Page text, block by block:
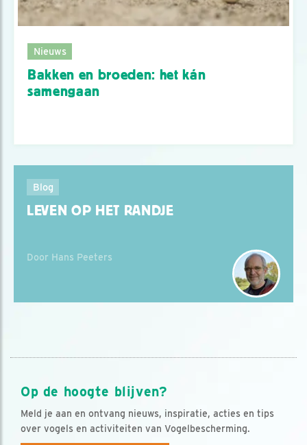
Nieuws
Bakken en broeden: het kán
samengaan
Blog
LEVEN OP HET RANDJE
Door Hans Peeters
Op de hoogte blijven?
Meld je aan en ontvang nieuws, inspiratie, acties en tips
over vogels en activiteiten van Vogelbescherming.